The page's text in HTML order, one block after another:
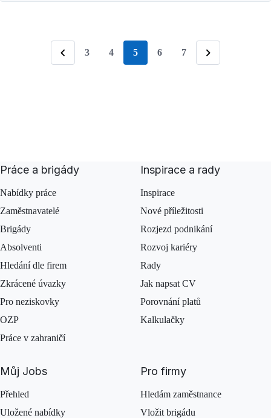
Předchozí
3 4 stránka
5 6 7
Následující
Práce a brigády
Nabídky práce
Zaměstnavatelé
Brigády
Absolventi
Hledání dle firem
Zkrácené úvazky
Pro neziskovky
OZP
Práce v zahraničí
Inspirace a rady
Inspirace
Nové příležitosti
Rozjezd podnikání
Rozvoj kariéry
Rady
Jak napsat CV
Porovnání platů
Kalkulačky
Můj Jobs
Přehled
Uložené nabídky
Pro firmy
Hledám zaměstnance
Vložit brigádu